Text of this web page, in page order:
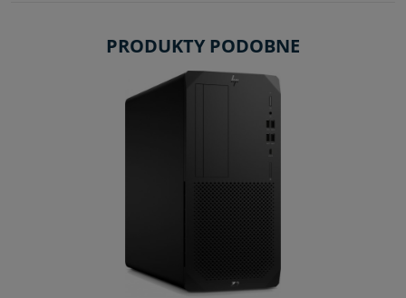
PRODUKTY PODOBNE